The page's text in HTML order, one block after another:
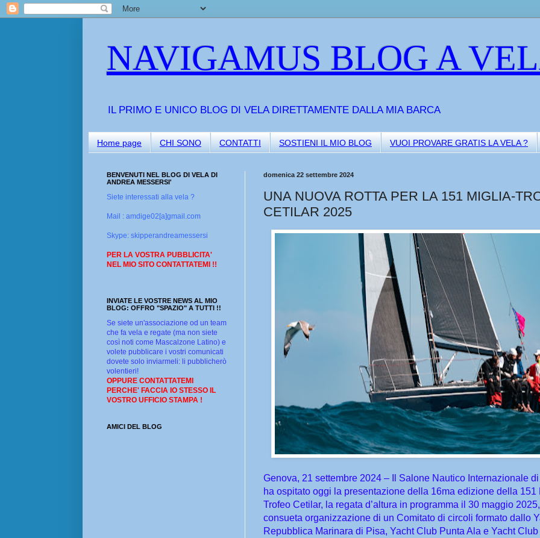
NAVIGAMUS BLOG A
IL PRIMO E UNICO BLOG DI VELA DIRETTAMENTE DALLA MIA BARCA
Home page CHI SONO CONTATTI SOSTIENI IL MIO BLOG VUOI PROVARE GRATIS LA VELA ?
domenica 22 settembre 2024
UNA NUOVA ROTTA PER LA 151 MIGLIA-
CETILAR 2025
Genova, 21 settembre 2024 – Il Salone Nautico Internazionale
ha ospitato oggi la presentazione della 16ma edizione della 151
Trofeo Cetilar, la regata d’altura in programma il 30 maggio
consueta organizzazione di un Comitato di circoli formato dallo
Repubblica Marinara di Pisa, Yacht Club Punta Ala e Yacht
BENVENUTI NEL BLOG DI VELA DI
ANDREA MESSERSI'
Siete interessati alla vela ?
Mail : amdige02[a]gmail.com
Skype: skipperandreamessersi
PER LA VOSTRA PUBBLICITA'
NEL MIO SITO CONTATTATEMI !!
INVIATE LE VOSTRE NEWS AL MIO
BLOG: OFFRO "SPAZIO" A TUTTI !!
Se siete un'associazione od un team
che fa vela e regate (ma non siete
così noti come Mascalzone Latino) e
volete pubblicare i vostri comunicati
dovete solo inviarmeli: li pubblicherò
volentieri!
OPPURE CONTATTATEMI
PERCHE' FACCIA IO STESSO IL
VOSTRO UFFICIO STAMPA !
AMICI DEL BLOG